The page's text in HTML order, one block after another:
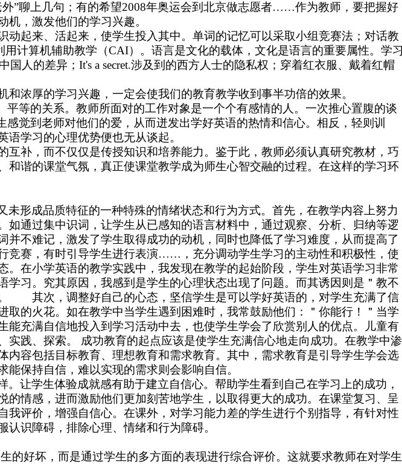
”聊上几句；有的希望2008年奥运会到北京做志愿者……作为教师，要把握好
，激发他们的学习兴趣。
起来、活起来，使学生投入其中。单词的记忆可以采取小组竞赛法；对话教
计算机辅助教学（CAI）。语言是文化的载体，文化是语言的重要属性。学
人的差异；It's a secret.涉及到的西方人士的隐私权；穿着红衣服、戴着红帽
浓厚的学习兴趣，一定会使我们的教育教学收到事半功倍的效果。
等的关系。教师所面对的工作对象是一个个有感情的人。一次推心置腹的谈
觉到老师对他们的爱，从而迸发出学好英语的热情和信心。相反，轻则训
学习的心理优势便也无从谈起。
补，而不仅仅是传授知识和培养能力。鉴于此，教师必须认真研究教材，巧
谐的课堂气氛，真正使课堂教学成为师生心智交融的过程。在这样的学习环
形成品质特征的一种特殊的情绪状态和行为方式。首先，在教学内容上努力
通过集中识词，让学生从已感知的语言材料中，通过观察、分析、归纳等逻
不难记，激发了学生取得成功的动机，同时也降低了学习难度，从而提高了
竞赛，有时引导学生进行表演……，充分调动学生学习的主动性和积极性，使
。在小学英语的教学实践中，我发现在教学的起始阶段，学生对英语学习非常
习。究其原因，我感到是学生的心理状态出现了问题。而其诱因则是＂教不
其次，调整好自己的心态，坚信学生是可以学好英语的，对学生充满了信
的火花。如在教学中当学生遇到困难时，我常鼓励他们：＂你能行！＂当学
充满自信地投入到学习活动中去，也使学生学会了欣赏别人的优点。儿童有
践、探索。 成功教育的起点应该是使学生充满信心地走向成功。在教学中渗
容包括目标教育、理想教育和需求教育。其中，需求教育是引导学生学会选
保持自信，难以实现的需求则会影响自信。
学生体验成就感有助于建立自信心。帮助学生看到自己在学习上的成功，
情感，进而激励他们更加刻苦地学生，以取得更大的成功。在课堂复习、呈
评价，增强自信心。在课外，对学习能力差的学生进行个别指导，有针对性
识障碍，排除心理、情绪和行为障碍。
好坏，而是通过学生的多方面的表现进行综合评价。这就要求教师在对学生